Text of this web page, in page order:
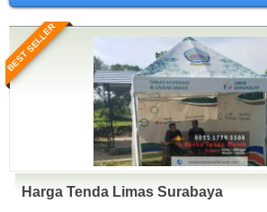
BEST SELLER
Harga Tenda Limas Surabaya